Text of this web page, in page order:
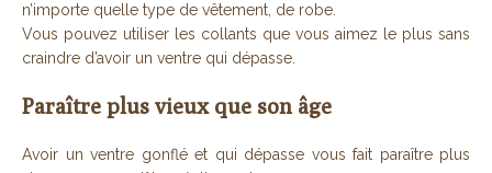
n’importe quelle type de vêtement, de robe.
Vous pouvez utiliser les collants que vous aimez le plus sans
craindre d’avoir un ventre qui dépasse.
Paraître plus vieux que son âge
Avoir un ventre gonflé et qui dépasse vous fait paraître plus